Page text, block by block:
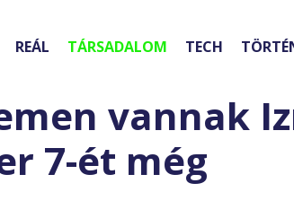
REÁL TÁRSADALOM TECH
vannak
7-ét még